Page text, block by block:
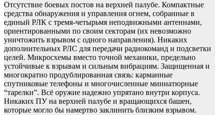
Отсутствие боевых постов на верхней палубе. Компактные
средства обнаружения и управления огнем, собранные в
единый РЛК с тремя-четырьмя неподвижными антеннами,
ориентированными по своим секторам (их невозможно
уничтожить взрывом с одного направления). Никаких
дополнительных РЛС для передачи радиокоманд и подсветки
целей. Микросхемы вместо точной механики, предельно
устойчивые к взрывам и сильным вибрациям. Защищенная и
многократно продублированная связь: карманные
спутниковые телефоны и многочисленные миниатюрные
“тарелки”. Всё оружие надежно упрятано внутри корпуса.
Никаких ПУ на верхней палубе и вращающихся башен,
которые могло бы намертво заклинить близким взрывом.